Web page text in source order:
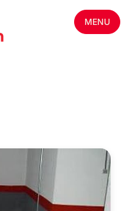
MENU